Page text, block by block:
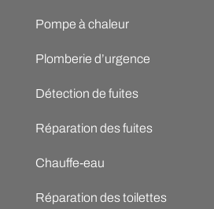
Pompe à chaleur
Plomberie d’urgence
Détection de fuites
Réparation des fuites
Chauffe-eau
Réparation des toilettes